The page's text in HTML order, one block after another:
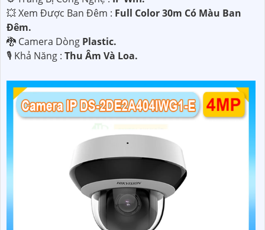
💥 Xem Được Ban Đêm : Full Color 30m Có Màu Ban
Ðêm.
🐉️ Camera Dòng Plastic.
️🎙 Khả Năng : Thu Âm Và Loa.